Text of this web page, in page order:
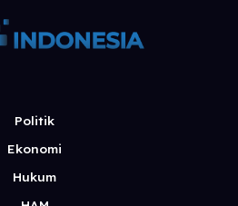
Politik
Ekonomi
Hukum